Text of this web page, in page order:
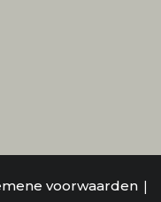
voorwaarden |